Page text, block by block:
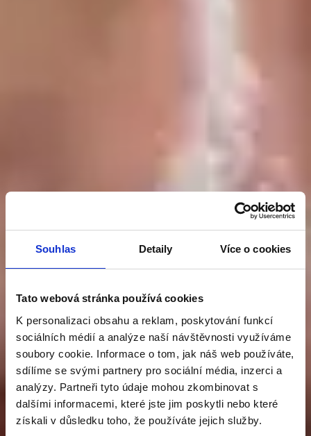
Souhlas Detaily Více o cookies
Tato webová stránka používá cookies
K personalizaci obsahu a reklam, poskytování funkcí
sociálních médií a analýze naší návštěvnosti využíváme
soubory cookie. Informace o tom, jak náš web používáte,
sdílíme se svými partnery pro sociální média, inzerci a
analýzy. Partneři tyto údaje mohou zkombinovat s
dalšími informacemi, které jste jim poskytli nebo které
získali v důsledku toho, že používáte jejich služby.
PATENT V PÉČI
O PROSTATU
Graminex Flower Pollen